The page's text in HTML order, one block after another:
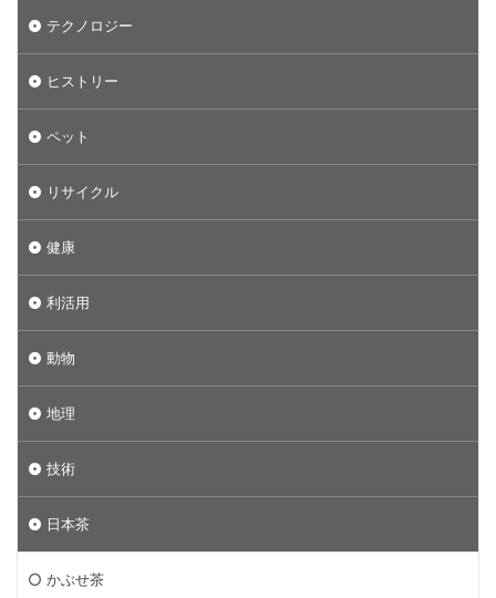
テクノロジー
ヒストリー
ペット
リサイクル
健康
利活用
動物
地理
技術
日本茶
かぶせ茶